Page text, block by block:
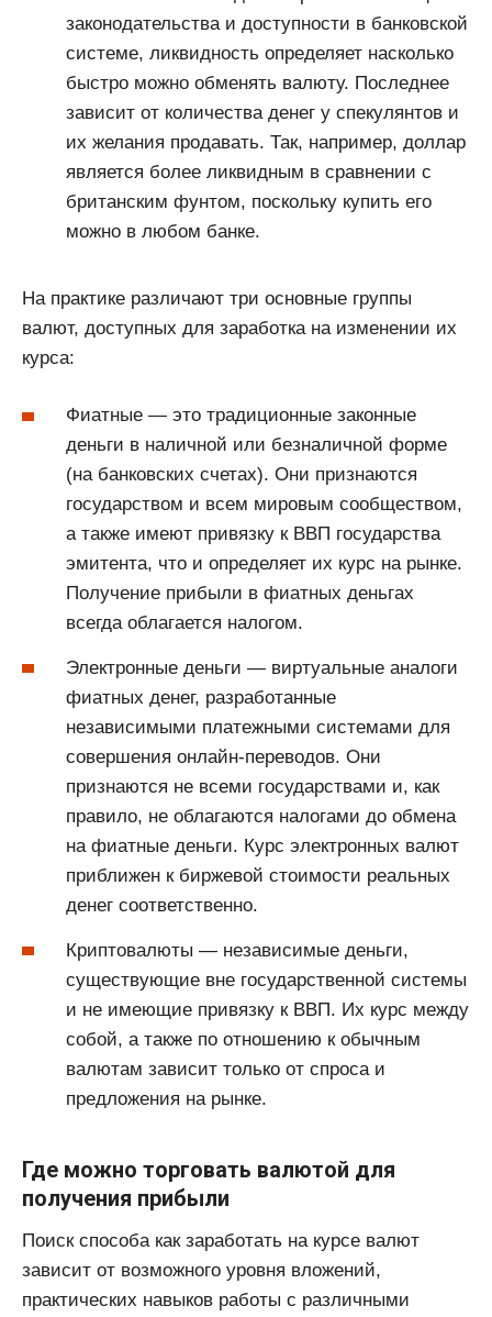
законодательства и доступности в банковской
системе, ликвидность определяет насколько
быстро можно обменять валюту. Последнее
зависит от количества денег у спекулянтов и
их желания продавать. Так, например, доллар
является более ликвидным в сравнении с
британским фунтом, поскольку купить его
можно в любом банке.
На практике различают три основные группы
валют, доступных для заработка на изменении их
курса:
Фиатные — это традиционные законные
деньги в наличной или безналичной форме
(на банковских счетах). Они признаются
государством и всем мировым сообществом,
а также имеют привязку к ВВП государства
эмитента, что и определяет их курс на рынке.
Получение прибыли в фиатных деньгах
всегда облагается налогом.
Электронные деньги — виртуальные аналоги
фиатных денег, разработанные
независимыми платежными системами для
совершения онлайн-переводов. Они
признаются не всеми государствами и, как
правило, не облагаются налогами до обмена
на фиатные деньги. Курс электронных валют
приближен к биржевой стоимости реальных
денег соответственно.
Криптовалюты — независимые деньги,
существующие вне государственной системы
и не имеющие привязку к ВВП. Их курс между
собой, а также по отношению к обычным
валютам зависит только от спроса и
предложения на рынке.
Где можно торговать валютой для
получения прибыли
Поиск способа как заработать на курсе валют
зависит от возможного уровня вложений,
практических навыков работы с различными